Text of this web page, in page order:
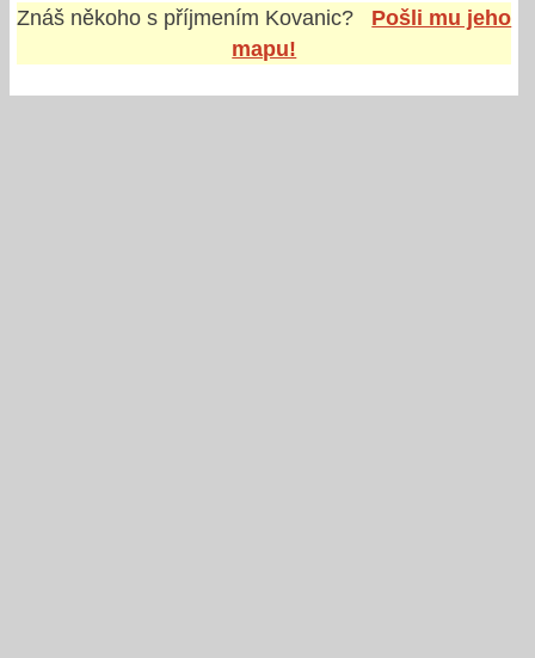
Znáš někoho s příjmením Kovanic?
Pošli mu jeho
mapu!